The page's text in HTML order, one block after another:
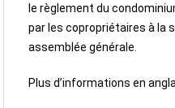
le règlement du
par les copropriétaires à la
assemblée générale.
Plus d’informations en